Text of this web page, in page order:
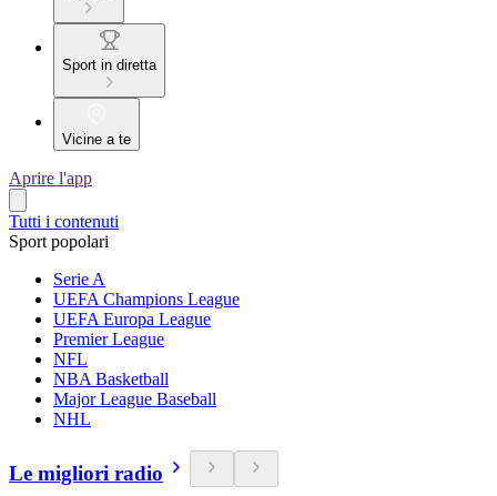
Sport in diretta
Vicine a te
Aprire l'app
Tutti i contenuti
Sport popolari
Serie A
UEFA Champions League
UEFA Europa League
Premier League
NFL
NBA Basketball
Major League Baseball
NHL
Le migliori radio